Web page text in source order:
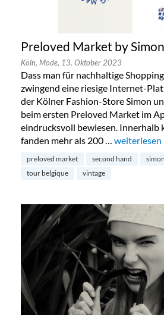
Preloved Market by
Köln, Mode, 13. Oktober 2023
Dass man für nachhaltige
zwingend eine riesige Internet-
der Kölner Fashion-Store Simon
beim ersten Preloved Market im
eindrucksvoll bewiesen. Innerhalb
fanden mehr als 200 … „Preloved
weiterlesen
preloved market second hand
tour belgique
vintage